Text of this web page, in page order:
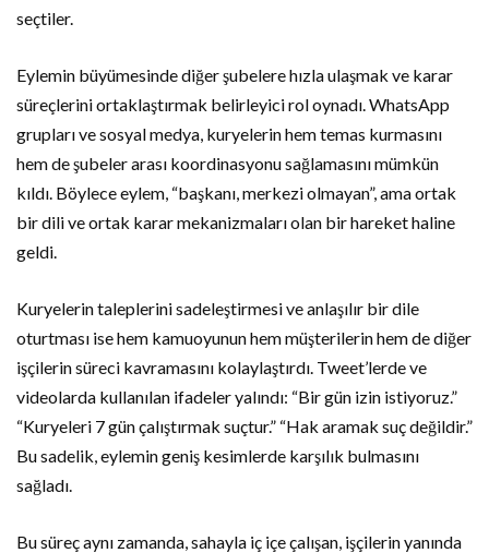
seçtiler.
Eylemin büyümesinde diğer şubelere hızla ulaşmak ve karar
süreçlerini ortaklaştırmak belirleyici rol oynadı. WhatsApp
grupları ve sosyal medya, kuryelerin hem temas kurmasını
hem de şubeler arası koordinasyonu sağlamasını mümkün
kıldı. Böylece eylem, “başkanı, merkezi olmayan”, ama ortak
bir dili ve ortak karar mekanizmaları olan bir hareket haline
geldi.
Kuryelerin taleplerini sadeleştirmesi ve anlaşılır bir dile
oturtması ise hem kamuoyunun hem müşterilerin hem de diğer
işçilerin süreci kavramasını kolaylaştırdı. Tweet’lerde ve
videolarda kullanılan ifadeler yalındı: “Bir gün izin istiyoruz.”
“Kuryeleri 7 gün çalıştırmak suçtur.” “Hak aramak suç değildir.”
Bu sadelik, eylemin geniş kesimlerde karşılık bulmasını
sağladı.
Bu süreç aynı zamanda, sahayla iç içe çalışan, işçilerin yanında